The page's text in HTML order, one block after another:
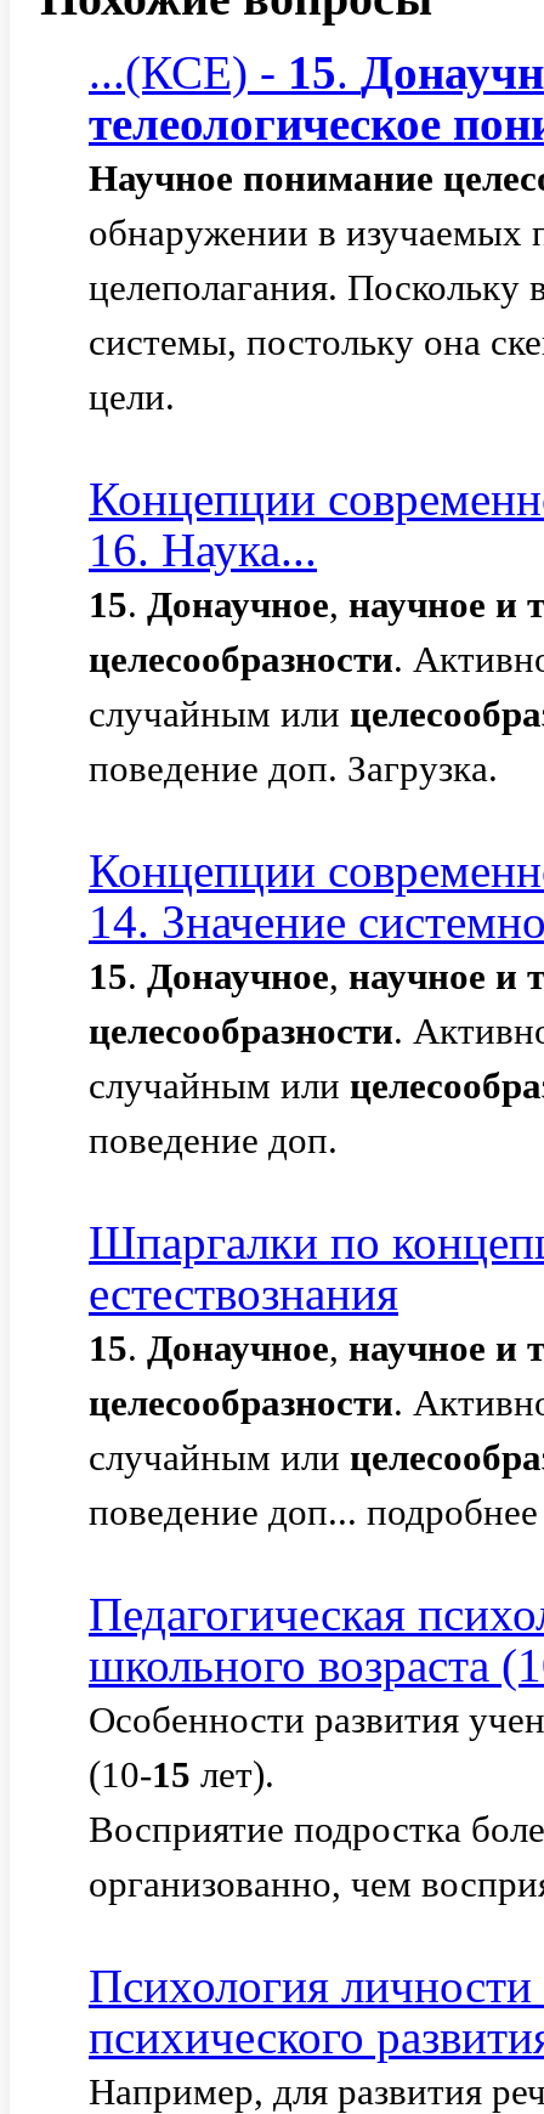
...(КСЕ) - 15.
телеологическое
Научное понимание
обнаружении в изучаемых
целеполагания. Поскольку
системы, постольку она
цели.
Концепции
16. Наука...
15. Донаучное, научное и
целесообразности.
случайным или
поведение доп. Загрузка.
Концепции
14. Значение
15. Донаучное, научное и
целесообразности.
случайным или
поведение доп.
Шпаргалки по
естествознания
15. Донаучное, научное и
целесообразности.
случайным или
поведение доп...
Педагогическая
школьного возраста
Особенности развития
(10-15 лет).
Восприятие подростка
организованно, чем
Психология
психического
Например, для развития